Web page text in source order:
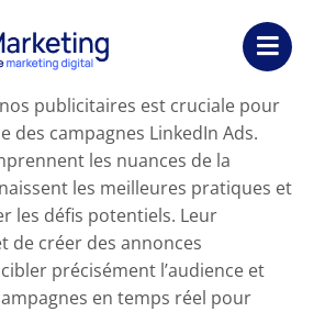
nos publicitaires est cruciale pour
des campagnes LinkedIn Ads.
les nuances de la
les meilleures pratiques et
les défis potentiels. Leur
de créer des annonces
précisément l’audience et
en temps réel pour